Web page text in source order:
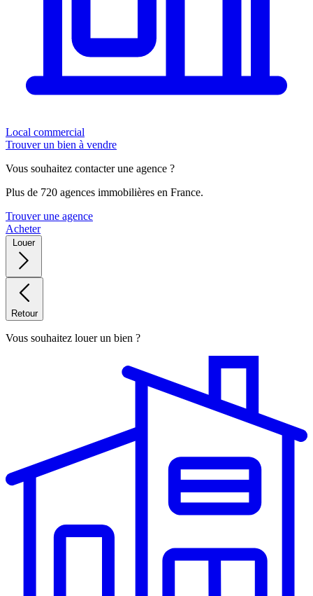
Local commercial
Trouver un bien à vendre
Vous souhaitez contacter une agence ?
Plus de 720 agences immobilières en France.
Trouver une agence
Acheter
Louer
Retour
Vous souhaitez louer un bien ?